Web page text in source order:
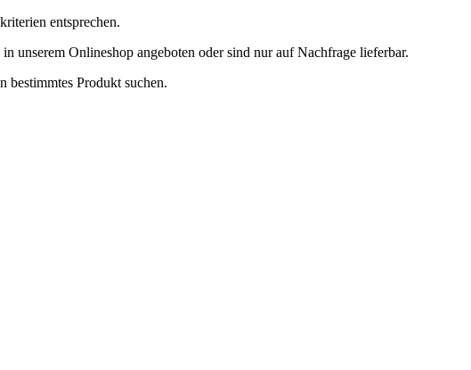
entsprechen.
unserem Onlineshop angeboten oder sind nur auf Nachfrage lieferbar.
bestimmtes Produkt suchen.